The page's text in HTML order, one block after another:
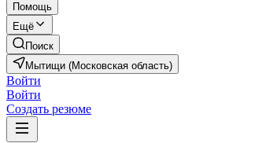
Помощь
Ещё
Поиск
Мытищи (Московская область)
Войти
Войти
Создать резюме